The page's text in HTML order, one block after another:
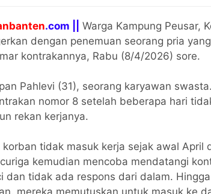
.com ||
Warga Kampung Peusar,
dengan penemuan seorang pria
kontrakannya, Rabu (8/4/2026) sore.
Pahlevi (31), seorang karyawan
nomor 8 setelah beberapa hari
rekan kerjanya.
tidak masuk kerja sejak awal April
kemudian mencoba mendatangi
dan tidak ada respons dari dalam.
mereka memutuskan untuk masuk ke